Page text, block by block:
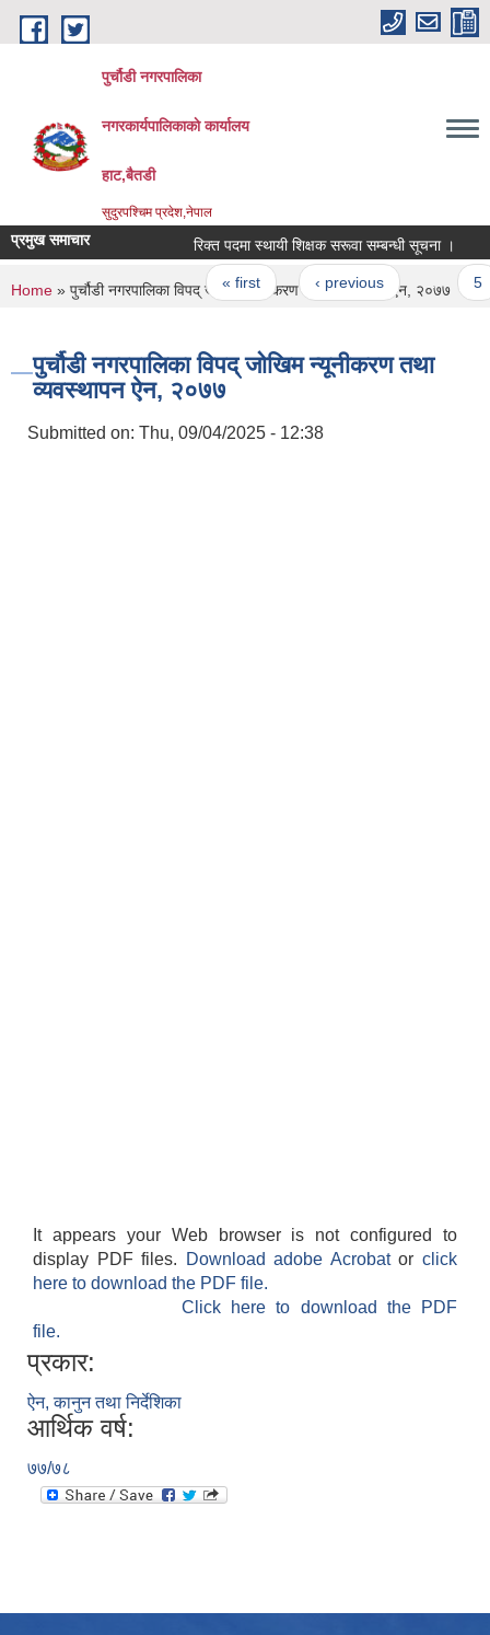
Skip to main content
पुर्चौडी नगरपालिका
नगरकार्यपालिकाकाे कार्यालय
हाट,बैतडी
सुदुरपश्चिम प्रदेश,नेपाल
प्रमुख समाचार रिक्त पदमा स्थायी शिक्षक सरूवा सम्बन्धी सूचना ।
Pages
« first ‹ previous …
You are here
Home » पुर्चौडी नगरपालिका विपद् जोखिम न्यूनीकरण तथा व्यवस्थापन ऐन, २०७७
पुर्चौडी नगरपालिका विपद् जोखिम न्यूनीकरण तथा
व्यवस्थापन ऐन, २०७७
Submitted on: Thu, 09/04/2025 - 12:38
It appears your Web browser is not configured to
display PDF files.
Download adobe Acrobatorclick
here to download the PDF file.
Click here to download the PDF
file.
प्रकार:
ऐन, कानुन तथा निर्देशिका
आर्थिक वर्ष:
७७/७८